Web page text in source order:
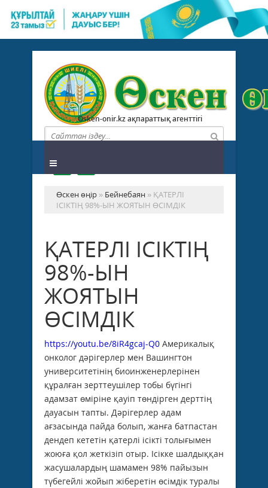
Osken-onir.kz ақпараттық агенттігі
Өскен өңір » Бейнебаян » ҚАТЕРЛІ
ІСІКТІҢ 98%-ЫН ЖОЯТЫН ӨСІМДІК
ҚАТЕРЛІ ІСІКТІҢ
98%-ЫН
ЖОЯТЫН
ӨСІМДІК
https://youtu.be/8iR4gcaj-Q0 Америкалық
онколог дәрігерлер мен Вашингтон
университетінің биоинженерлерінен
құралған зерттеушілер тобы бүгінгі
адамзат өміріне қауіп төндірген дерттің
дауасын тапты. Дәрігерлер адам
ағзасында пайда болып, жанға батпастан
дендеп кететін қатерлі ісікті толығымен
жоюға қол жеткізіп отыр. Ісікке шалдыққан
жасушалардың шамамен 98% пайызын
түбегейлі жойып жіберетін өсімдік туралы